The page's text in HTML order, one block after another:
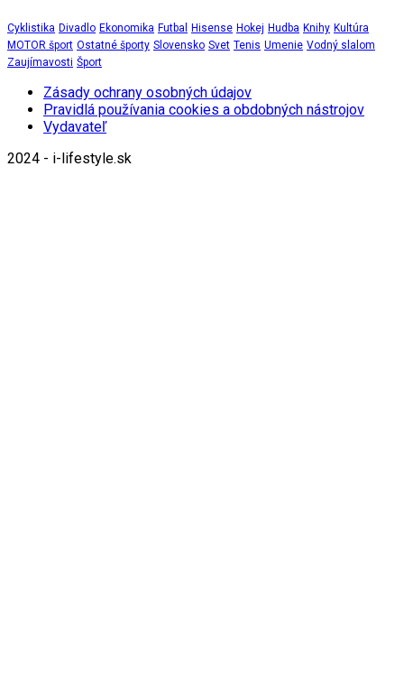
Cyklistika Divadlo Ekonomika Futbal Hisense Hokej Hudba Knihy Kultúra
MOTOR šport Ostatné športy Slovensko Svet Tenis Umenie Vodný slalom
Zaujímavosti Šport
Zásady ochrany osobných údajov
Pravidlá používania cookies a obdobných nástrojov
Vydavateľ
2024 - i-lifestyle.sk